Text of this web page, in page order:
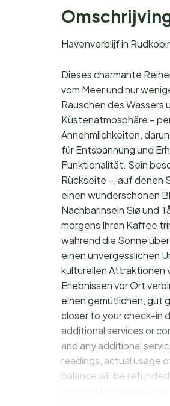
Havenverblijf in
Dieses charmante
vom Meer und nur
Rauschen des
Küstenatmosphäre –
Annehmlichkeiten,
für Entspannung und
Funktionalität. Sein
Rückseite –, auf denen
einen wunderschönen
Nachbarinseln Siø und
morgens Ihren Kaffee
während die Sonne
einen unvergesslichen
kulturellen Attraktionen
Erlebnissen vor Ort
einen gemütlichen, gut
closer to your check-in
additional services or
and any additional
readings, actual usage
balance will be